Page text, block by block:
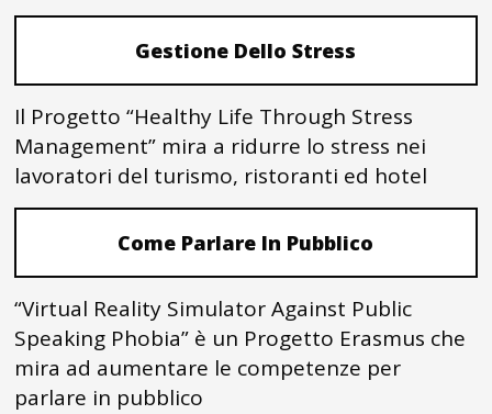
Gestione Dello Stress
Il Progetto “Healthy Life Through Stress
Management” mira a ridurre lo stress nei
lavoratori del turismo, ristoranti ed hotel
Come Parlare In Pubblico
“Virtual Reality Simulator Against Public
Speaking Phobia” è un Progetto Erasmus che
mira ad aumentare le competenze per
parlare in pubblico